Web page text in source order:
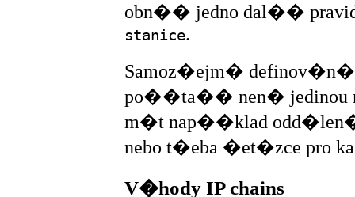
obn�� jedno dal��
stanice.
Samoz�ejm�
po��ta�� nen� jedinou
m�t nap��klad
nebo t�eba �et�zce pro
V�hody IP chains